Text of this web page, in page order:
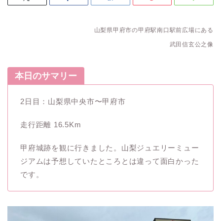
山梨県甲府市の甲府駅南口駅前広場にある
武田信玄公之像
本日のサマリー
2日目：山梨県中央市〜甲府市
走行距離 16.5Km
甲府城跡を観に行きました。山梨ジュエリーミュー
ジアムは予想していたところとは違って面白かった
です。